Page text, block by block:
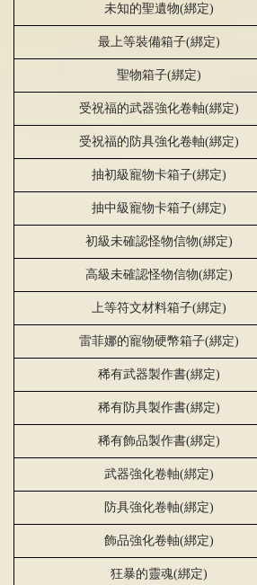
未知的聖遺物(綁定)
最上等裝備箱子(綁定)
聖物箱子(綁定)
受祝福的武器強化卷軸(綁定)
受祝福的防具強化卷軸(綁定)
抽初級寵物卡箱子(綁定)
抽中級寵物卡箱子(綁定)
初級未確認怪物信物(綁定)
高級未確認怪物信物(綁定)
上等符文材料箱子(綁定)
雷菲娜的寵物硬幣箱子(綁定)
稀有武器製作書(綁定)
稀有防具製作書(綁定)
稀有飾品製作書(綁定)
武器強化卷軸(綁定)
防具強化卷軸(綁定)
飾品強化卷軸(綁定)
狂暴的靈魂(綁定)